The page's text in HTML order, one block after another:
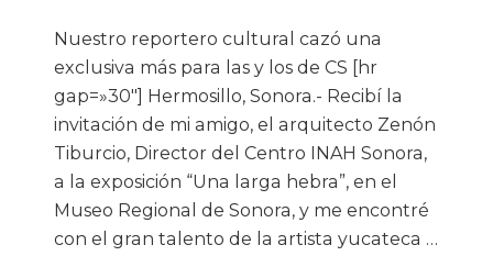
Nuestro reportero cultural cazó una
exclusiva más para las y los de CS [hr
gap=»30″] Hermosillo, Sonora.- Recibí la
invitación de mi amigo, el arquitecto Zenón
Tiburcio, Director del Centro INAH Sonora,
a la exposición “Una larga hebra”, en el
Museo Regional de Sonora, y me encontré
con el gran talento de la artista yucateca …